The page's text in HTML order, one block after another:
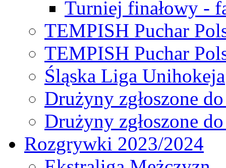
Turniej finałowy -
TEMPISH Puchar
TEMPISH Puchar
Śląska Liga Unihokeja
Drużyny zgłoszone
Drużyny zgłoszone
Rozgrywki 2023/2024